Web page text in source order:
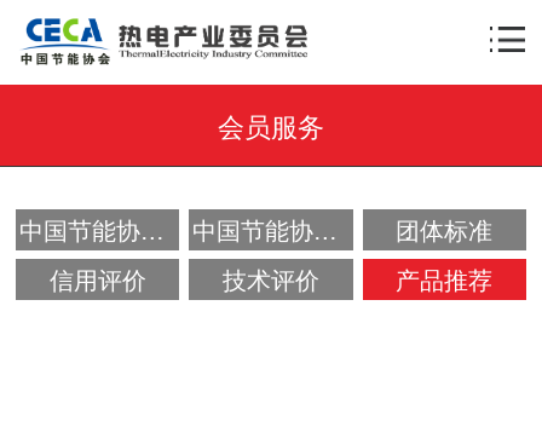
会员服务
中国节能协会创新奖 中国节能协会专利奖
团体标准
信用评价
技术评价 产品推荐
AI智能助手
您好，我是智能助手热小电，很高兴为您服
务！